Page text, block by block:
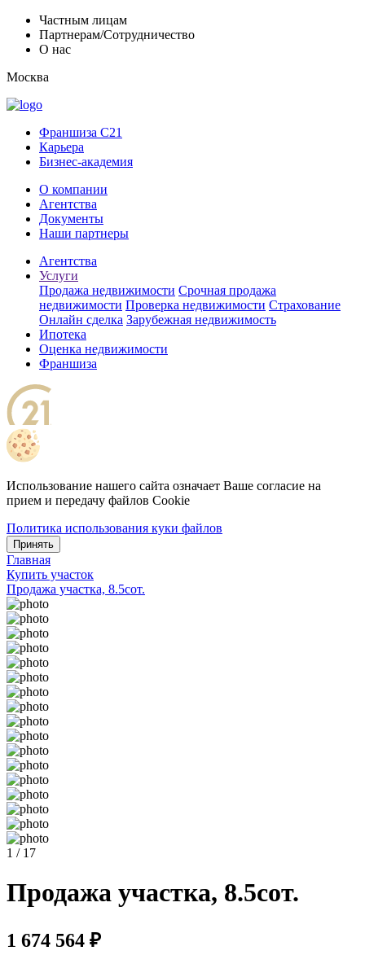
Частным лицам
Партнерам/Сотрудничество
О нас
Москва
Франшиза C21
Карьера
Бизнес-академия
О компании
Агентства
Документы
Наши партнеры
Агентства
Услуги
Продажа недвижимости Срочная продажа
недвижимости Проверка недвижимости Страхование
Онлайн сделка Зарубежная недвижимость
Ипотека
Оценка недвижимости
Франшиза
Использование нашего сайта означает Ваше согласие на
прием и передачу файлов Cookie
Политика использования куки файлов
Принять
Главная
Купить участок
Продажа участка, 8.5сот.
1 / 17
Продажа участка, 8.5сот.
1 674 564 ₽